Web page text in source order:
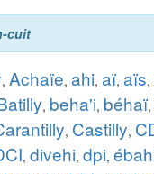
cuit
, Achaïe, ahi, aï, aïs,
, beha'i, béhaï,
, Castilly,
, divehi, dpi,